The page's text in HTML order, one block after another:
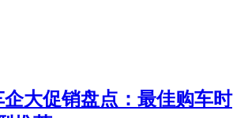
企大促销盘点：最佳购车时